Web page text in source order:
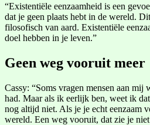
“Existentiële eenzaamheid is een
dat je geen plaats hebt in de wereld.
filosofisch van aard. Existentiële
doel hebben in je leven.”
Geen weg vooruit meer
Cassy: “Soms vragen mensen aan
had. Maar als ik eerlijk ben, weet ik
nog altijd niet. Als je je echt eenzaam
wereld. Een weg vooruit, dat zie je niet